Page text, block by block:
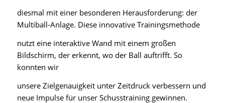
diesmal mit einer besonderen Herausforderung: der
Multiball-Anlage. Diese innovative Trainingsmethode
nutzt eine interaktive Wand mit einem großen
Bildschirm, der erkennt, wo der Ball auftrifft. So
konnten wir
unsere Zielgenauigkeit unter Zeitdruck verbessern und
neue Impulse für unser Schusstraining gewinnen.